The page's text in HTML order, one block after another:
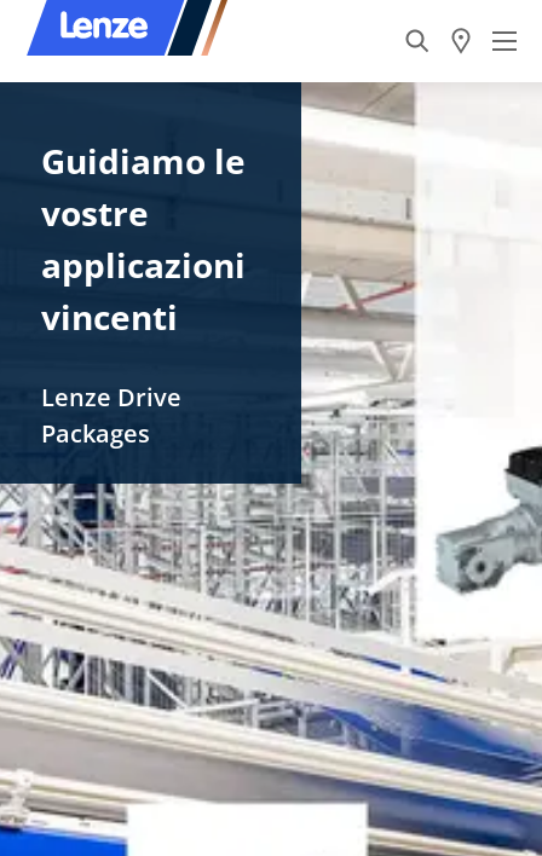
Guidiamo le
vostre
applicazioni
vincenti
Lenze​ Drive
Packages